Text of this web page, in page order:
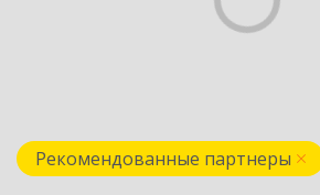
Рекомендованные партнеры